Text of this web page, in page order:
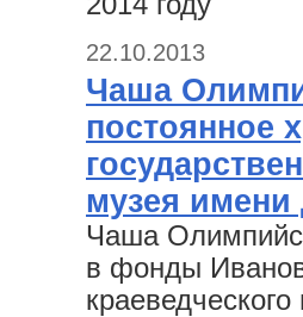
22.10.2013
Чаша
постоянное
музея
Чаша
в фонды